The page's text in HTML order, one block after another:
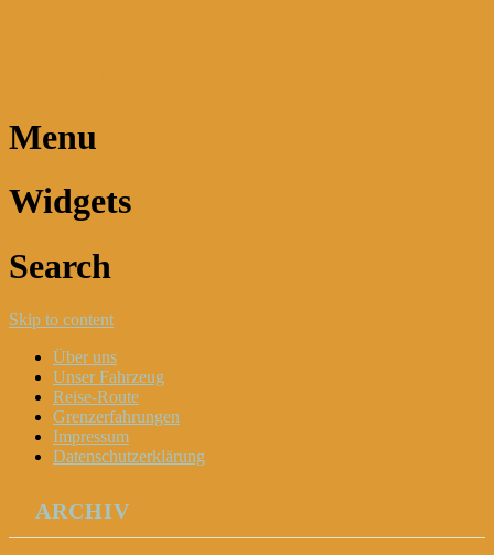
Menu
Widgets
Search
Skip to content
Über uns
Unser Fahrzeug
Reise-Route
Grenzerfahrungen
Impressum
Datenschutzerklärung
ARCHIV